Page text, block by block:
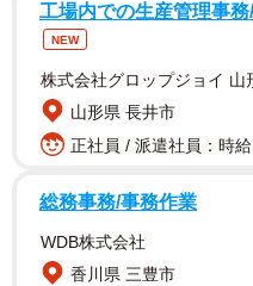
工場内での生産管理事
NEW
株式会社グロップジョイ 山
山形県 長井市
正社員 / 派遣社員：時
総務事務/事務作業
WDB株式会社
香川県 三豊市